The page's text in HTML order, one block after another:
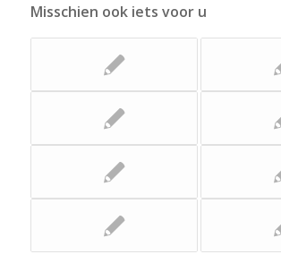
Misschien ook iets voor u